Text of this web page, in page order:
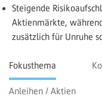
Steigende
Aktienmärkte,
zusätzlich für Unruhe
Fokusthema
Anleihen / Aktien